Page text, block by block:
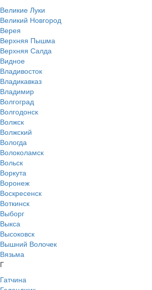
Великие Луки
Великий Новгород
Верея
Верхняя Пышма
Верхняя Салда
Видное
Владивосток
Владикавказ
Владимир
Волгоград
Волгодонск
Волжск
Волжский
Вологда
Волоколамск
Вольск
Воркута
Воронеж
Воскресенск
Воткинск
Выборг
Выкса
Высоковск
Вышний Волочек
Вязьма
Г
Гатчина